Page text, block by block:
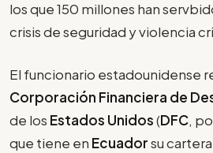
los que 150 millones han
crisis de seguridad y violencia
El funcionario estadounidense
Corporación Financiera de
de los Estados Unidos(DFC,
que tiene en Ecuadorsu